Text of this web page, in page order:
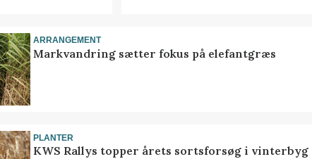
ARRANGEMENT
Markvandring sætter fokus på elefantgræs
PLANTER
KWS Rallys topper årets sortsforsøg i vinterbyg